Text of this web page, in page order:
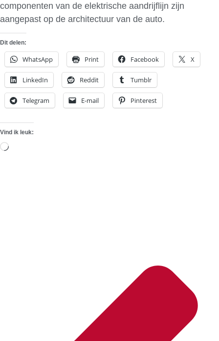
componenten van de elektrische aandrijflijn zijn
aangepast op de architectuur van de auto.
Dit delen:
WhatsApp Print Facebook X
LinkedIn Reddit Tumblr
Telegram E-mail Pinterest
Vind ik leuk:
Aan